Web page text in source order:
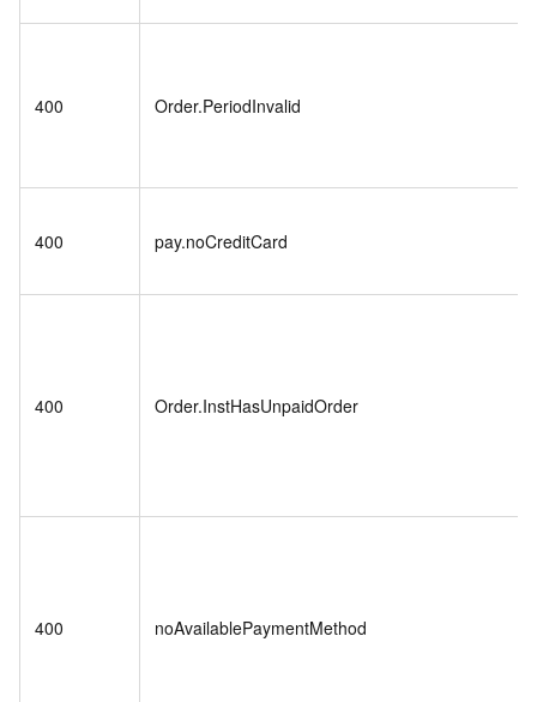
400 Order.PeriodInvalid
400 pay.noCreditCard
400 Order.InstHasUnpaidOrder
400 noAvailablePaymentMethod